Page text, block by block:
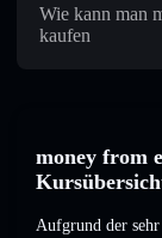
Wie kann man
kaufen
money from
Aufgrund der